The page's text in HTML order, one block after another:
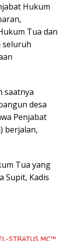
Hukum
Tua dan
seluruh
saatnya
desa
Penjabat
berjalan,
Tua yang
Supit, Kadis
STRATUS MC™